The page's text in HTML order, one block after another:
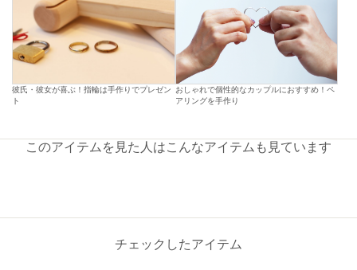
彼氏・彼女が喜ぶ！指輪は手作りでプレゼン
ト
おしゃれで個性的なカップルにおすすめ！ペ
アリングを手作り
このアイテムを見た人はこんなアイテムも見ています
チェックしたアイテム